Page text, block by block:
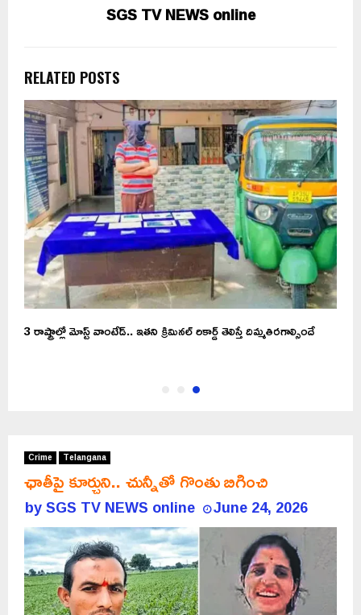
SGS TV NEWS online
RELATED POSTS
3 రాష్ట్రాల్లో మోస్ట్‌ వాంటేడ్.. ఇతని క్రిమినల్ రికార్డ్ తెలిస్తే దిమ్మతిరగాల్సిందే
Crime Telangana
ఛాతీపై కూర్చుని.. చున్నీతో గొంతు బిగించి
bySGS TV NEWS online June 24, 2026